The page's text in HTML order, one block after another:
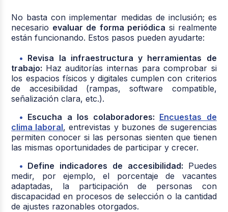
No basta con implementar medidas de inclusión; es
necesario evaluar de forma periódica si realmente
están funcionando. Estos pasos pueden ayudarte:
Revisa la infraestructura y herramientas de
trabajo: Haz auditorías internas para comprobar si
los espacios físicos y digitales cumplen con criterios
de accesibilidad (rampas, software compatible,
señalización clara, etc.).
Escucha a los colaboradores: Encuestas de
clima laboral, entrevistas y buzones de sugerencias
permiten conocer si las personas sienten que tienen
las mismas oportunidades de participar y crecer.
Define indicadores de accesibilidad: Puedes
medir, por ejemplo, el porcentaje de vacantes
adaptadas, la participación de personas con
discapacidad en procesos de selección o la cantidad
de ajustes razonables otorgados.